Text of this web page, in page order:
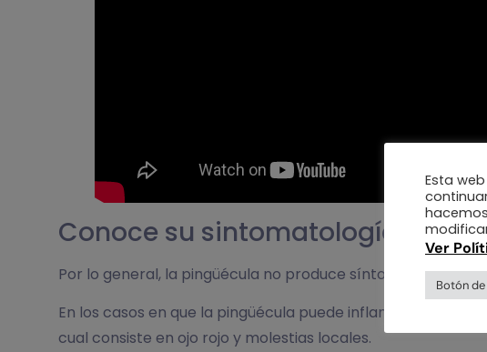
Conoce su sintomatología
Por lo general, la pingüécula no produce síntomas y se
En los casos en que la pingüécula puede inflamarse de
cual consiste en ojo rojo y molestias locales.
Esta
Ver
Botón